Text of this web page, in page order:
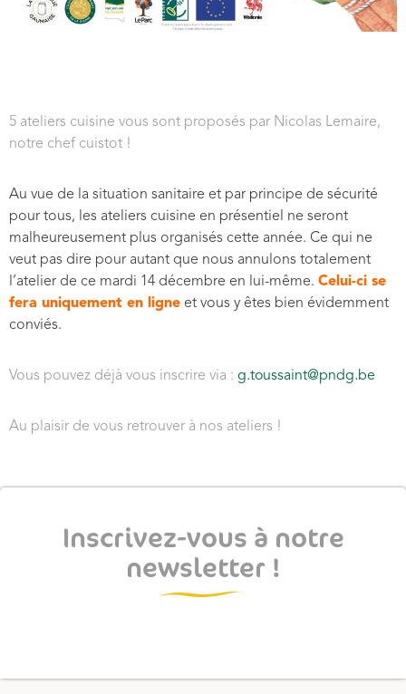
5 ateliers cuisine vous sont proposés par Nicolas Lemaire,
notre chef cuistot !
Au vue de la situation sanitaire et par principe de sécurité
pour tous, les ateliers cuisine en présentiel ne seront
malheureusement plus organisés cette année. Ce qui ne
veut pas dire pour autant que nous annulons totalement
l’atelier de ce mardi 14 décembre en lui-même. Celui-ci se
fera uniquement en ligne et vous y êtes bien évidemment
conviés.
Vous pouvez déjà vous inscrire via : g.toussaint@pndg.be
Au plaisir de vous retrouver à nos ateliers !
Inscrivez-vous à notre
newsletter !